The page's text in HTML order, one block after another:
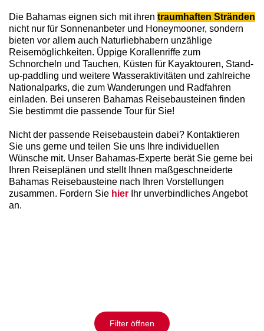
Die Bahamas eignen sich mit ihren traumhaften Stränden
nicht nur für Sonnenanbeter und Honeymooner, sondern
bieten vor allem auch Naturliebhabern unzählige
Reisemöglichkeiten. Üppige Korallenriffe zum
Schnorcheln und Tauchen, Küsten für Kayaktouren, Stand-
up-paddling und weitere Wasseraktivitäten und zahlreiche
Nationalparks, die zum Wanderungen und Radfahren
einladen. Bei unseren Bahamas Reisebausteinen finden
Sie bestimmt die passende Tour für Sie!
Nicht der passende Reisebaustein dabei? Kontaktieren
Sie uns gerne und teilen Sie uns Ihre individuellen
Wünsche mit. Unser Bahamas-Experte berät Sie gerne bei
Ihren Reiseplänen und stellt Ihnen maßgeschneiderte
Bahamas Reisebausteine nach Ihren Vorstellungen
zusammen. Fordern Sie hier Ihr unverbindliches Angebot
an.
Filter öffnen